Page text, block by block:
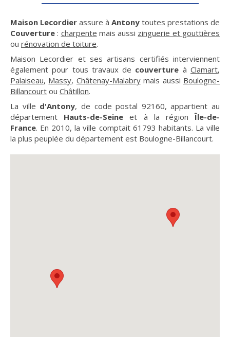
Maison Lecordier assure à Antony toutes prestations de
Couverture : charpente mais aussi zinguerie et gouttières
ou rénovation de toiture.
Maison Lecordier et ses artisans certifiés interviennent
également pour tous travaux de couverture àClamart,
Palaiseau, Massy, Châtenay-Malabrymais aussi Boulogne-
Billancourt ou Châtillon.
La ville d'Antony, de code postal 92160, appartient au
département Hauts-de-Seine et à la régionÎle-de-
France. En 2010, la ville comptait 61793 habitants. La ville
la plus peuplée du département est Boulogne-Billancourt.